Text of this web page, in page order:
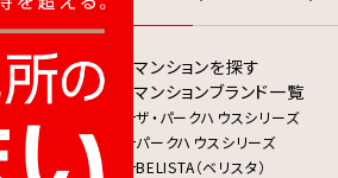
マンションを探す
マンションブランド一覧
ザ・パークハウスシリーズ
パークハウスシリーズ
BELISTA（ベリスタ）